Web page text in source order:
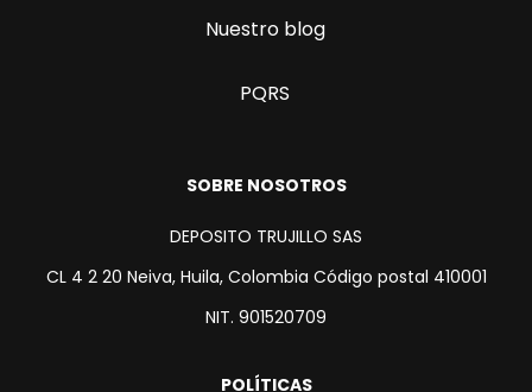
Nuestro blog
PQRS
SOBRE NOSOTROS
DEPOSITO TRUJILLO SAS
CL 4 2 20 Neiva, Huila, Colombia Código postal 410001
NIT. 901520709
POLÍTICAS